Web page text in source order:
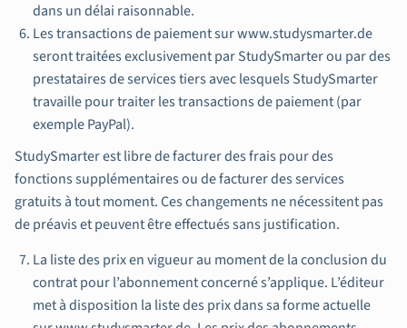
dans un délai raisonnable.
Les transactions de paiement sur www.studysmarter.de
seront traitées exclusivement par StudySmarter ou par des
prestataires de services tiers avec lesquels StudySmarter
travaille pour traiter les transactions de paiement (par
exemple PayPal).
StudySmarter est libre de facturer des frais pour des
fonctions supplémentaires ou de facturer des services
gratuits à tout moment. Ces changements ne nécessitent pas
de préavis et peuvent être effectués sans justification.
La liste des prix en vigueur au moment de la conclusion du
contrat pour l’abonnement concerné s’applique. L’éditeur
met à disposition la liste des prix dans sa forme actuelle